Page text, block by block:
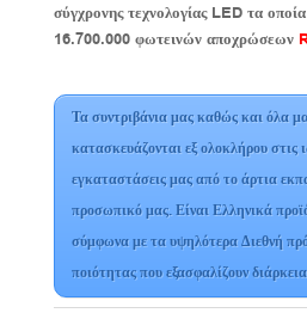
σύγχρονης τεχνολογίας LEDτα
16.700.000 φωτεινών αποχρώσεων
Τα συντριβάνια μας καθώς και όλα
κατασκευάζονται εξ ολοκλήρου στις
εγκαταστάσεις μας από το άρτια
προσωπικό μας. Είναι Ελληνικά
σύμφωνα με τα υψηλότερα Διεθνή
ποιότητας που εξασφαλίζουν